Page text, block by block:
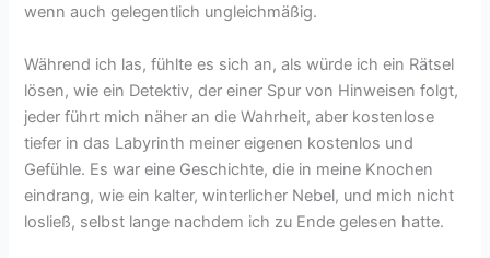
wenn auch gelegentlich ungleichmäßig.
Während ich las, fühlte es sich an, als würde ich ein Rätsel
lösen, wie ein Detektiv, der einer Spur von Hinweisen folgt,
jeder führt mich näher an die Wahrheit, aber kostenlose
tiefer in das Labyrinth meiner eigenen kostenlos und
Gefühle. Es war eine Geschichte, die in meine Knochen
eindrang, wie ein kalter, winterlicher Nebel, und mich nicht
losließ, selbst lange nachdem ich zu Ende gelesen hatte.